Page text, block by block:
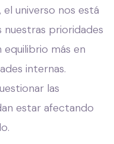
el universo nos está
prioridades
más en
internas.
las
estar afectando